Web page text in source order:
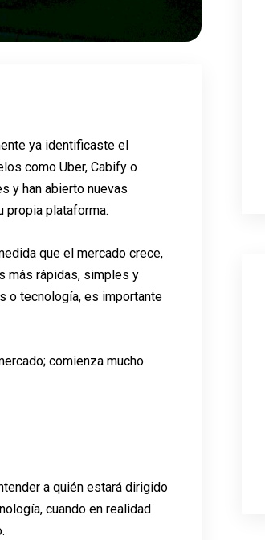
ya identificaste el
como Uber, Cabify o
y han abierto nuevas
propia plataforma.
que el mercado crece,
más rápidas, simples y
o tecnología, es importante
comienza mucho
a quién estará dirigido
cuando en realidad